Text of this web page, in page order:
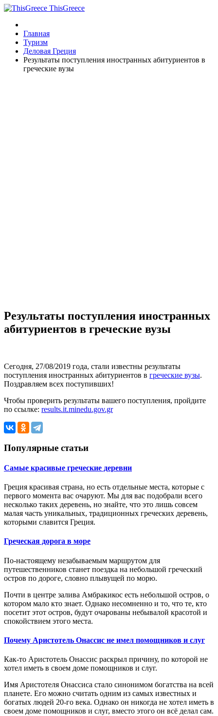
ThisGreece
Главная
Туризм
Деловая Греция
Результаты поступления иностранных абитуриентов в
греческие вузы
Результаты поступления иностранных
абитуриентов в греческие вузы
Сегодня, 27/08/2019 года, стали известны результаты
поступления иностранных абитуриентов в греческие вузы.
Поздравляем всех поступивших!
Чтобы проверить результаты вашего поступления, пройдите
по ссылке: results.it.minedu.gov.gr
Популярные статьи
Самые красивые греческие деревни
Греция красивая страна, но есть отдельные места, которые с
первого момента вас очаруют. Мы для вас подобрали всего
несколько таких деревень, но знайте, что это лишь совсем
малая часть уникальных, традиционных греческих деревень,
которыми славится Греция.
Греческая дорога в море
По-настоящему незабываемым маршрутом для
путешественников станет поездка на небольшой греческий
остров по дороге, словно плывущей по морю.
Почти в центре залива Амбракикос есть небольшой остров, о
котором мало кто знает. Однако несомненно и то, что те, кто
посетит этот остров, будут очарованы небывалой красотой и
спокойствием этого места.
Почему Аристотель Онассис не имел помощников и слуг
Как-то Аристотель Онассис раскрыл причину, по которой не
хотел иметь в своем доме помощников и слуг.
Имя Аристотеля Онассиса стало синонимом богатства на всей
планете. Его можно считать одним из самых известных и
богатых людей 20-го века. Однако он никогда не хотел иметь в
своем доме помощников и слуг, вместо этого он всё делал сам.